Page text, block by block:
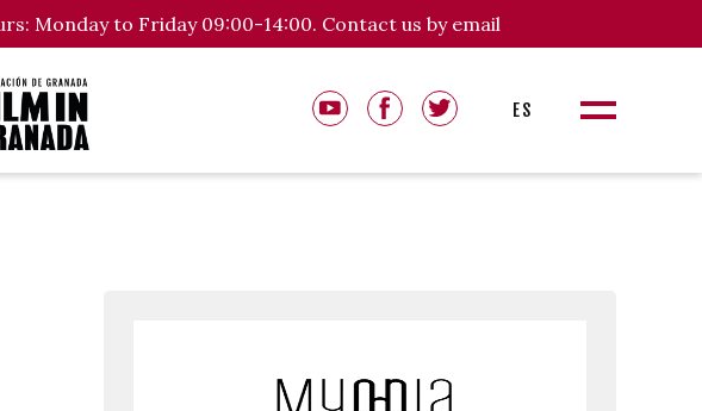
Monday to Friday 09:00-14:00. Contact us by email
ES